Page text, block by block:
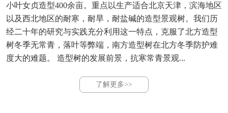
小叶女贞造型400余亩。重点以生产适合北京天津，滨海地区
以及西北地区的耐寒，耐旱，耐盐碱的造型景观树。我们历
经二十年的研究与实践充分利用这一特点，克服了北方造型
树冬季无常青，落叶等弊端，南方造型树在北方冬季防护难
度大的难题。 造型树的发展前景，抗寒常青景观...
了解更多>>